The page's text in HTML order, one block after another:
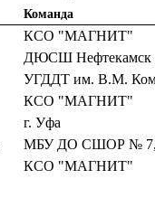
Команда
КСО "МАГНИТ"
ДЮСШ Нефтекамск
УГДДТ им. В.М.
КСО "МАГНИТ"
г. Уфа
МБУ ДО СШОР № 7,
КСО "МАГНИТ"